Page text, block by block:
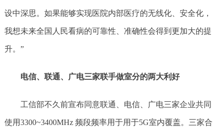
设中深思。如果能够实现医院内部医疗的无线化、安全化，
我想未来全国人民看病的可靠性、准确性会得到更加大的提
升。”
电信、联通、广电三家联手做室分的两大利好
工信部不久前宣布同意联通、电信、广电三家企业共同
使用3300~3400MHz 频段频率用于用于5G室内覆盖。三家合